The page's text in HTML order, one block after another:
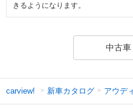
きるようになります。
中古
carview! 新車カタログ アウデ